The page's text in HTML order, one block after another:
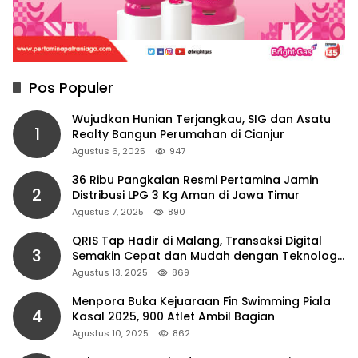
Pos Populer
1
Wujudkan Hunian Terjangkau, SIG dan Asatu
Realty Bangun Perumahan di Cianjur
Agustus 6, 2025 947
2
36 Ribu Pangkalan Resmi Pertamina Jamin
Distribusi LPG 3 Kg Aman di Jawa Timur
Agustus 7, 2025 890
3
QRIS Tap Hadir di Malang, Transaksi Digital
Semakin Cepat dan Mudah dengan Teknologi
NFC
Agustus 13, 2025 869
4
Menpora Buka Kejuaraan Fin Swimming Piala
Kasal 2025, 900 Atlet Ambil Bagian
Agustus 10, 2025 862